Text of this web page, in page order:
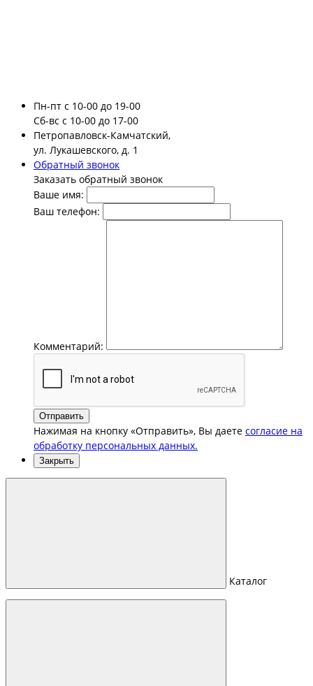
Пн-пт с 10-00 до 19-00
Сб-вс с 10-00 до 17-00
Петропавловск-Камчатский,
ул. Лукашевского, д. 1
Обратный звонок
Заказать обратный звонок
Ваше имя:
Ваш телефон:
Комментарий:
Отправить
Нажимая на кнопку «Отправить», Вы даете согласие на
обработку персональных данных.
Закрыть
Каталог